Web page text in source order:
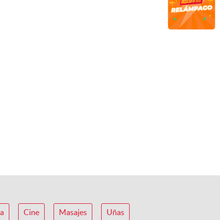
Cine Masajes Uñas